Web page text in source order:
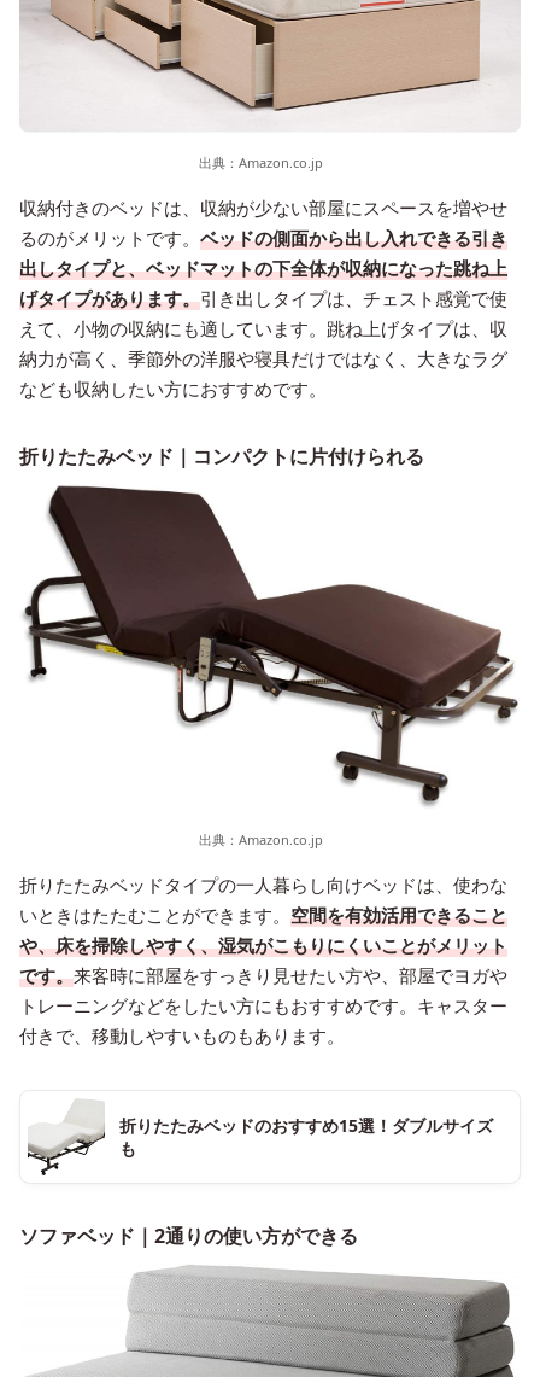
出典： Amazon.co.jp
収納付きのベッドは、収納が少ない部屋にスペースを増やせ
るのがメリットです。 ベッドの側面から出し入れできる引き
出しタイプと、ベッドマットの下全体が収納になった跳ね上
げタイプがあります。引き出しタイプは、チェスト感覚で使
えて、小物の収納にも適しています。跳ね上げタイプは、収
納力が高く、季節外の洋服や寝具だけではなく、大きなラグ
なども収納したい方におすすめです。
折りたたみベッド｜コンパクトに片付けられる
出典： Amazon.co.jp
折りたたみベッドタイプの一人暮らし向けベッドは、使わな
いときはたたむことができます。 空間を有効活用できること
や、床を掃除しやすく、湿気がこもりにくいことがメリット
です。来客時に部屋をすっきり見せたい方や、部屋でヨガや
トレーニングなどをしたい方にもおすすめです。キャスター
付きで、移動しやすいものもあります。
折りたたみベッドのおすすめ15選！ダブルサイズ
も
ソファベッド｜2通りの使い方ができる